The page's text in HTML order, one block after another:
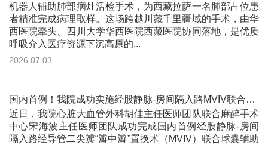
机器人辅助肺部病灶活检手术，为西藏拉萨一名肺部占位患
者精准完成病理取样。这场跨越川藏千里疆域的手术，由华
西医院牵头、四川大学华西医院西藏医院协同落地，是优质
呼吸介入医疗资源下沉高原的...
2026.07.03
国内首例！我院成功实施经股静脉-房间隔入路MVIV联合BATMAN手术
近日，我院心脏大血管外科胡佳主任医师团队联合麻醉手术
中心宋海波主任医师团队成功完成国内首例经股静脉-房间
隔入路经导管二尖瓣“瓣中瓣”置换术（MVIV）联合球囊辅助